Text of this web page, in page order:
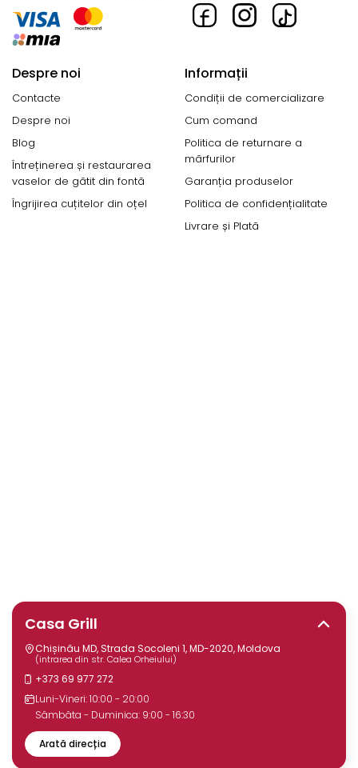
Despre noi
Contacte
Despre noi
Blog
Întreținerea și restaurarea
vaselor de gătit din fontă
Îngrijirea cuțitelor din oțel
Informații
Condiții de comercializare
Cum comand
Politica de returnare a
mărfurilor
Garanția produselor
Politica de confidențialitate
Livrare și Plată
Casa Grill
Chișinău MD, Strada Socoleni 1, MD-2020, Moldova
(intrarea din str. Calea Orheiului)
+373 69 977 272
Luni-Vineri: 10:00 - 20:00
Sâmbăta - Duminica: 9:00 - 16:30
Arată direcția